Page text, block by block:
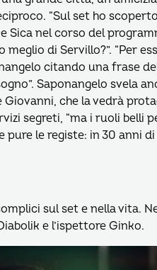
“Sul set ho
Sica nel corso del
di Servillo?”. “Per
citando una frase
Saponangelo svela
Giovanni, che la vedrà
segreti, “ma i ruoli belli
pure le registe: in 30 anni
sul set e nella vita.
e l’ispettore Ginko.